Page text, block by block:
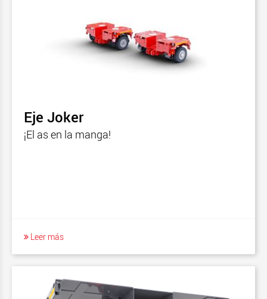
Eje Joker
¡El as en la manga!
Leer más